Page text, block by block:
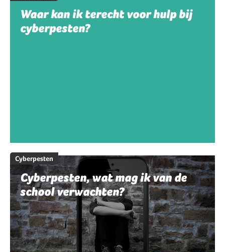
Waar kan ik terecht voor hulp bij
cyberpesten?
Cyberpesten
Cyberpesten, wat mag ik van de
school verwachten?